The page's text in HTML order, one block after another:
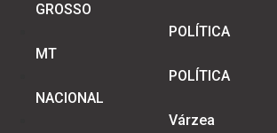
GROSSO
POLÍTICA
MT
POLÍTICA
NACIONAL
Várzea